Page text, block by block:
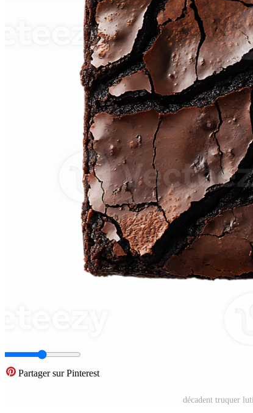
Partager sur Pinterest
décadent truquer